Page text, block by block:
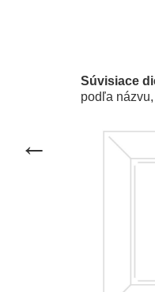
←
predchádzajúce dielo
Súvisiace
podľa názvu,